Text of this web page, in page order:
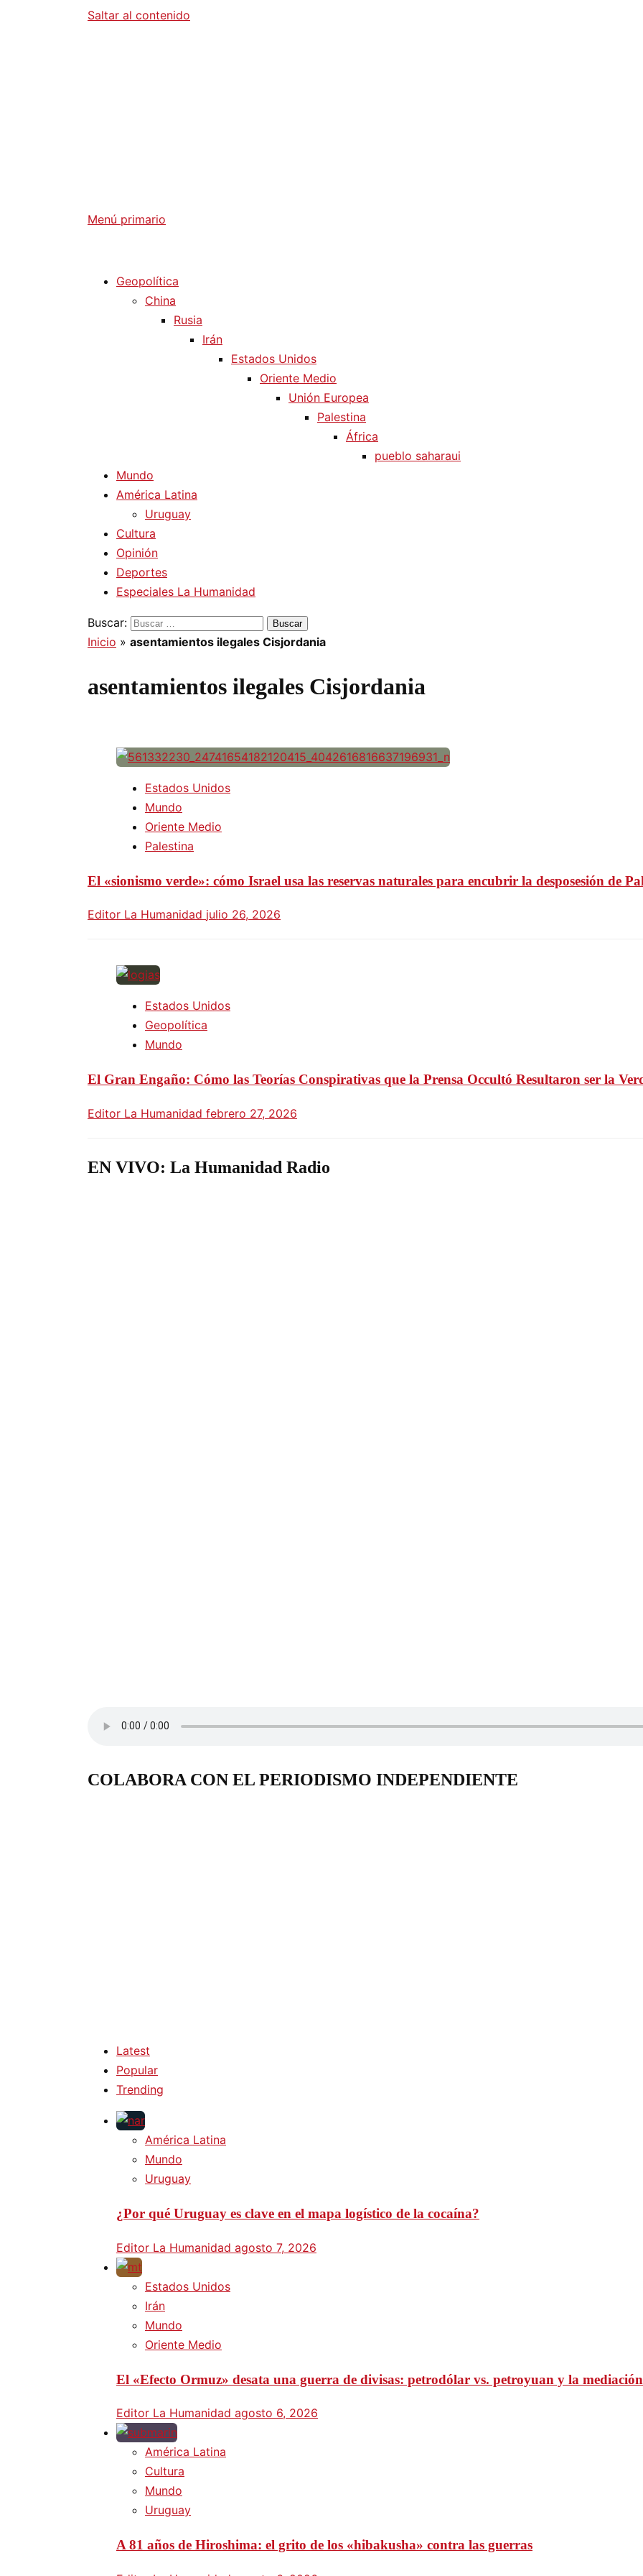
Saltar al contenido
Menú primario
Geopolítica
China
Rusia
Irán
Estados Unidos
Oriente Medio
Unión Europea
Palestina
África
pueblo saharaui
Mundo
América Latina
Uruguay
Cultura
Opinión
Deportes
Especiales La Humanidad
Buscar:
Inicio » asentamientos ilegales Cisjordania
asentamientos ilegales Cisjordania
Estados Unidos
Mundo
Oriente Medio
Palestina
El «sionismo verde»: cómo Israel usa las reservas naturales para encubrir la desposesión de
Editor La Humanidad julio 26, 2026
Estados Unidos
Geopolítica
Mundo
El Gran Engaño: Cómo las Teorías Conspirativas que la Prensa Occultó Resultaron ser la
Editor La Humanidad febrero 27, 2026
EN VIVO: La Humanidad Radio
COLABORA CON EL PERIODISMO INDEPENDIENTE
Latest
Popular
Trending
América Latina
Mundo
Uruguay
¿Por qué Uruguay es clave en el mapa logístico de la cocaína?
Editor La Humanidad agosto 7, 2026
Estados Unidos
Irán
Mundo
Oriente Medio
El «Efecto Ormuz» desata una guerra de divisas: petrodólar vs. petroyuan y la
Editor La Humanidad agosto 6, 2026
América Latina
Cultura
Mundo
Uruguay
A 81 años de Hiroshima: el grito de los «hibakusha» contra las guerras